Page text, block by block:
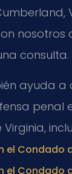
nosotros
consulta.
ayuda a
penal
el Condado
el Condado